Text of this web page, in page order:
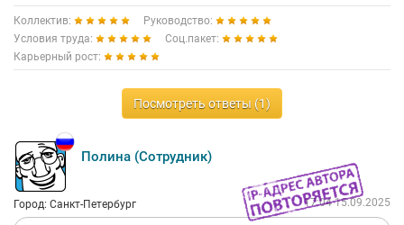
Очень хорошая база знаний внутри компании и
автоматизация процессов. Все очень понятно, на каждый
вопрос есть ответ, все корпоративные платформы исправно
работают и постоянно улучшаются.
Вас никогда не будут беспокоить вне рабочего времени, здесь
все максимально уважительны друг к другу. И свободного
времени остается достаточно.
Это отличная возможность развить и свои
преподавательские и профессиональные навыки. Даже если
я уже хорошо знала преподаваемый предмет, я набралась
много опыта обучая ему и изучая методички, в которых
Коллектив:
Руководство:
Условия труда:
Соц.пакет:
Карьерный рост:
Посмотреть ответы (1)
Полина (Сотрудник)
Город: Санкт-Петербург 17:04 15.09.2025